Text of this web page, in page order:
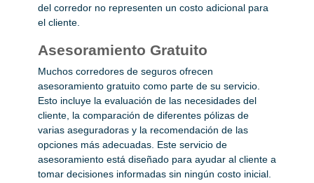
del corredor no representen un costo adicional para
el cliente.
Asesoramiento Gratuito
Muchos corredores de seguros ofrecen
asesoramiento gratuito como parte de su servicio.
Esto incluye la evaluación de las necesidades del
cliente, la comparación de diferentes pólizas de
varias aseguradoras y la recomendación de las
opciones más adecuadas. Este servicio de
asesoramiento está diseñado para ayudar al cliente a
tomar decisiones informadas sin ningún costo inicial.